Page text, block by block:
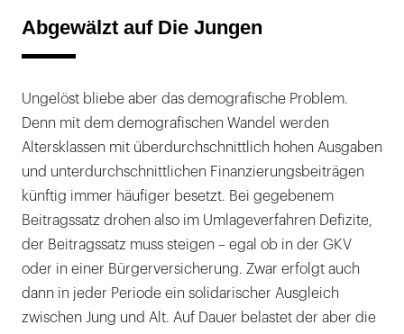
Abgewälzt auf Die Jungen
Ungelöst bliebe aber das demografische Problem.
Denn mit dem demografischen Wandel werden
Altersklassen mit überdurchschnittlich hohen Ausgaben
und unterdurchschnittlichen Finanzierungsbeiträgen
künftig immer häufiger besetzt. Bei gegebenem
Beitragssatz drohen also im Umlageverfahren Defizite,
der Beitragssatz muss steigen – egal ob in der GKV
oder in einer Bürgerversicherung. Zwar erfolgt auch
dann in jeder Periode ein solidarischer Ausgleich
zwischen Jung und Alt. Auf Dauer belastet der aber die